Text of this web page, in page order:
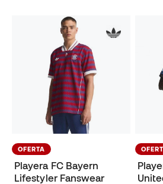
OFERTA
Playera FC Bayern
Lifestyler Fanswear